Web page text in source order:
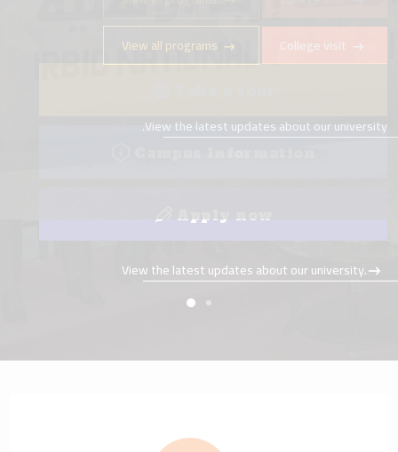
Apply now
View the latest updates about our university.
College visit
View all programs
View the latest updates about our university.